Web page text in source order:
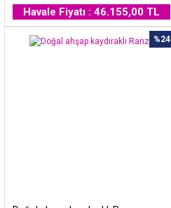
Havale Fiyatı : 46.155,00 TL
%24